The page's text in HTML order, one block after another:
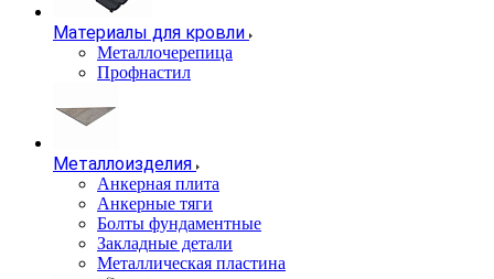
Материалы для кровли
Металлочерепица
Профнастил
Металлоизделия
Анкерная плита
Анкерные тяги
Болты фундаментные
Закладные детали
Металлическая пластина